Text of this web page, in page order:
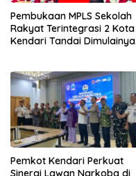
Pembukaan MPLS Sekolah
Rakyat Terintegrasi 2 Kota
Kendari Tandai Dimulainya
Pemkot Kendari Perkuat
Sinergi Lawan Narkoba di